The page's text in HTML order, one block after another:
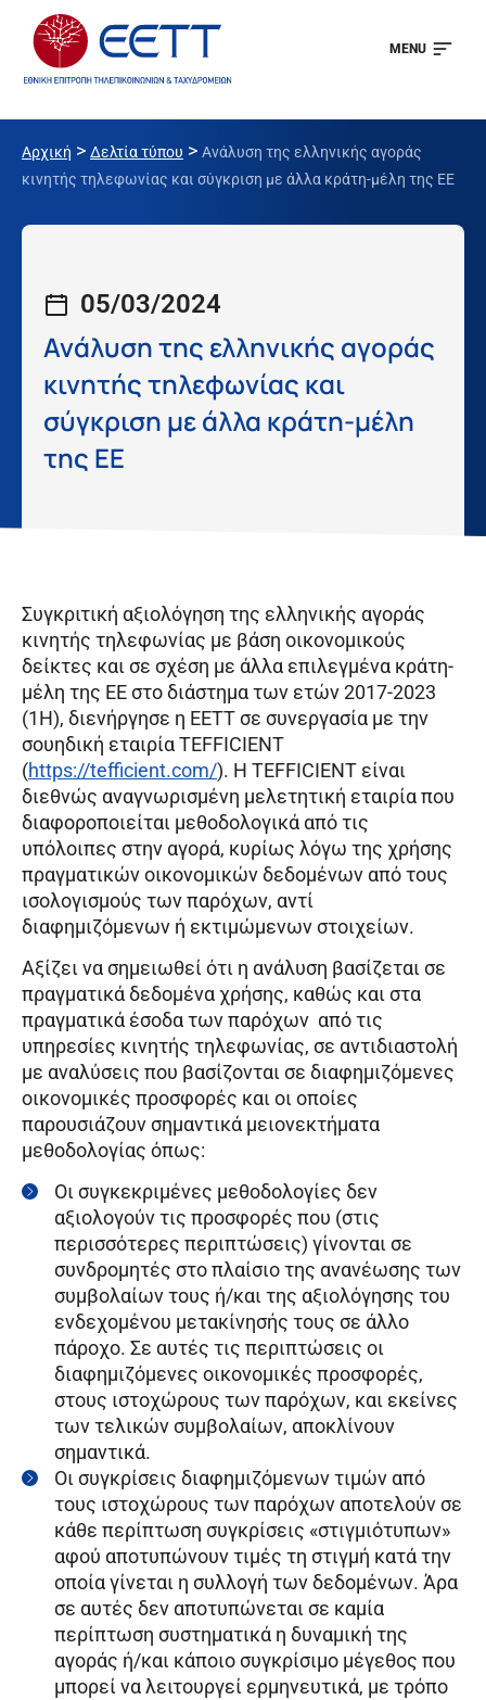
MENU
Αρχική > Δελτία τύπου > Ανάλυση της ελληνικής αγοράς
κινητής τηλεφωνίας και σύγκριση με άλλα κράτη-μέλη της ΕΕ
05/03/2024
Ανάλυση της ελληνικής αγοράς
κινητής τηλεφωνίας και
σύγκριση με άλλα κράτη-μέλη
της ΕΕ
Συγκριτική αξιολόγηση της ελληνικής αγοράς
κινητής τηλεφωνίας με βάση οικονομικούς
δείκτες και σε σχέση με άλλα επιλεγμένα κράτη-
μέλη της ΕΕ στο διάστημα των ετών 2017-2023
(1Η), διενήργησε η EETT σε συνεργασία με την
σουηδική εταιρία TEFFICIENT
(https://tefficient.com/). Η TEFFICIENT είναι
διεθνώς αναγνωρισμένη μελετητική εταιρία που
διαφοροποιείται μεθοδολογικά από τις
υπόλοιπες στην αγορά, κυρίως λόγω της χρήσης
πραγματικών οικονομικών δεδομένων από τους
ισολογισμούς των παρόχων, αντί
διαφημιζόμενων ή εκτιμώμενων στοιχείων.
Αξίζει να σημειωθεί ότι η ανάλυση βασίζεται σε
πραγματικά δεδομένα χρήσης, καθώς και στα
πραγματικά έσοδα των παρόχων από τις
υπηρεσίες κινητής τηλεφωνίας, σε αντιδιαστολή
με αναλύσεις που βασίζονται σε διαφημιζόμενες
οικονομικές προσφορές και οι οποίες
παρουσιάζουν σημαντικά μειονεκτήματα
μεθοδολογίας όπως:
Οι συγκεκριμένες μεθοδολογίες δεν
αξιολογούν τις προσφορές που (στις
περισσότερες περιπτώσεις) γίνονται σε
συνδρομητές στο πλαίσιο της ανανέωσης των
συμβολαίων τους ή/και της αξιολόγησης του
ενδεχομένου μετακίνησής τους σε άλλο
πάροχο. Σε αυτές τις περιπτώσεις οι
διαφημιζόμενες οικονομικές προσφορές,
στους ιστοχώρους των παρόχων, και εκείνες
των τελικών συμβολαίων, αποκλίνουν
σημαντικά.
Οι συγκρίσεις διαφημιζόμενων τιμών από
τους ιστοχώρους των παρόχων αποτελούν σε
κάθε περίπτωση συγκρίσεις «στιγμιότυπων»
αφού αποτυπώνουν τιμές τη στιγμή κατά την
οποία γίνεται η συλλογή των δεδομένων. Άρα
σε αυτές δεν αποτυπώνεται σε καμία
περίπτωση συστηματικά η δυναμική της
αγοράς ή/και κάποιο συγκρίσιμο μέγεθος που
μπορεί να λειτουργεί ερμηνευτικά, με τρόπο